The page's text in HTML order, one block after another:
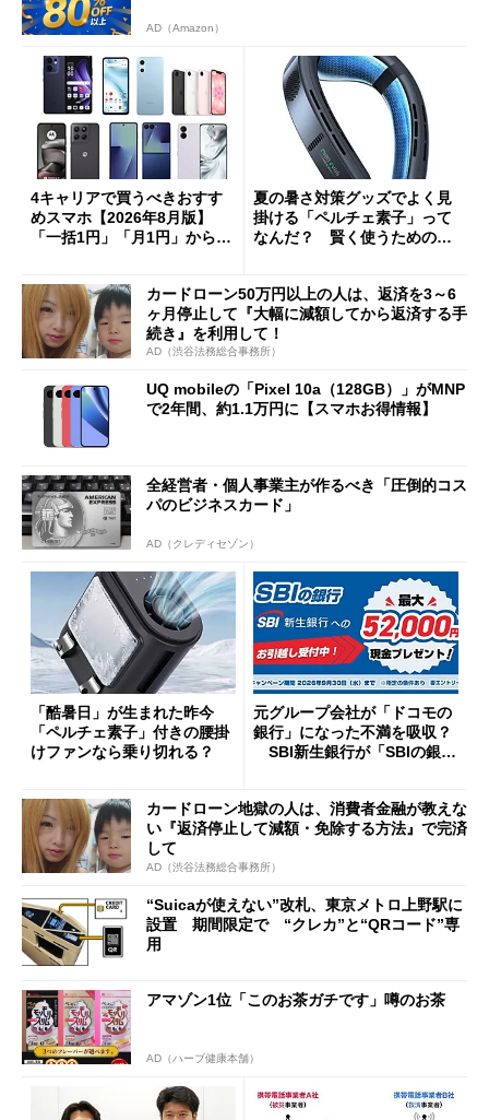
AD（Amazon）
4キャリアで買うべきおすす
めスマホ【2026年8月版】
「一括1円」「月1円」からお
夏の暑さ対策グッズでよく見
掛ける「ペルチェ素子」って
なんだ？ 賢く使うための注
カードローン50万円以上の人は、返済を3～6
ヶ月停止して『大幅に減額してから返済する手
続き』を利用して！
AD（渋谷法務総合事務所）
UQ mobileの「Pixel 10a（128GB）」がMNP
で2年間、約1.1万円に【スマホお得情報】
全経営者・個人事業主が作るべき「圧倒的コス
パのビジネスカード」
AD（クレディセゾン）
「酷暑日」が生まれた昨今
「ペルチェ素子」付きの腰掛
けファンなら乗り切れる？
元グループ会社が「ドコモの
銀行」になった不満を吸収？
SBI新生銀行が「SBIの銀
開催
カードローン地獄の人は、消費者金融が教えな
い『返済停止して減額・免除する方法』で完済
して
AD（渋谷法務総合事務所）
“Suicaが使えない”改札、東京メトロ上野駅に
設置 期間限定で “クレカ”と“QRコード”専
用
アマゾン1位「このお茶ガチです」噂のお茶
AD（ハーブ健康本舗）